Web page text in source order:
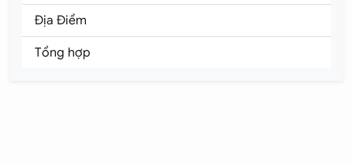
Địa Điểm
Tổng hợp